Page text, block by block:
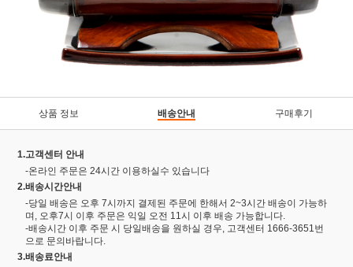
상품 정보 배송안내 구매후기
1.고객센터 안내
-온라인 주문은 24시간 이용하실수 있습니다
2.배송시간안내
-당일 배송은 오후 7시까지 결제된 주문에 한해서 2~3시간 배송이 가능하
며, 오후7시 이후 주문은 익일 오전 11시 이후 배송 가능합니다.
-배송시간 이후 주문 시 당일배송을 원하실 경우, 고객센터 1666-3651번
으로 문의바랍니다.
3.배송료안내